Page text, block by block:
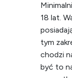
18 lat.
tym
chodzi
być to